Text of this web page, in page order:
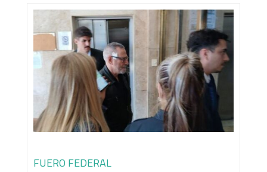
FUERO FEDERAL